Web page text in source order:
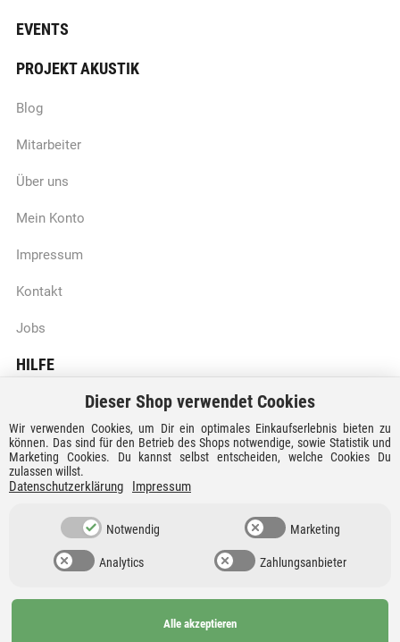
EVENTS
PROJEKT AKUSTIK
Blog
Mitarbeiter
Über uns
Mein Konto
Impressum
Kontakt
Jobs
HILFE
Batteriegesetzhinweise
Vertrag widerrufen
Versandkosten und Lieferzeiten
Zahlungsarten
Dieser Shop verwendet Cookies
Wir verwenden Cookies, um Dir ein optimales Einkaufserlebnis bieten zu
können. Das sind für den Betrieb des Shops notwendige, sowie Statistik und
Marketing Cookies. Du kannst selbst entscheiden, welche Cookies Du
zulassen willst.
Datenschutzerklärung Impressum
Notwendig Marketing
Analytics Zahlungsanbieter
Alle akzeptieren